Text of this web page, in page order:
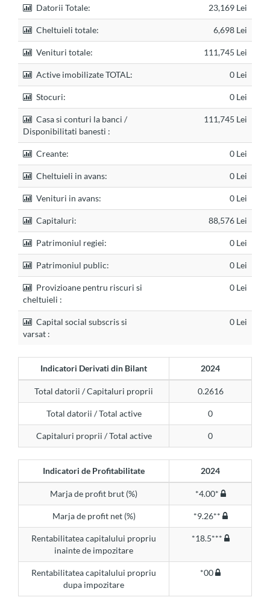
Datorii Totale: 23,169 Lei
Cheltuieli totale: 6,698 Lei
Venituri totale: 111,745 Lei
Active imobilizate TOTAL: 0 Lei
Stocuri: 0 Lei
Casa si conturi la banci /
Disponibilitati banesti :
111,745 Lei
Creante: 0 Lei
Cheltuieli in avans: 0 Lei
Venituri in avans: 0 Lei
Capitaluri: 88,576 Lei
Patrimoniul regiei: 0 Lei
Patrimoniul public: 0 Lei
Provizioane pentru riscuri si
cheltuieli :
0 Lei
Capital social subscris si
varsat :
0 Lei
Indicatori Derivati din Bilant 2024
Total datorii / Capitaluri proprii 0.2616
Total datorii / Total active 0
Capitaluri proprii / Total active 0
Indicatori de Profitabilitate 2024
Marja de profit brut (%) *4.00*
Marja de profit net (%) *9.26**
Rentabilitatea capitalului propriu
inainte de impozitare
*18.5***
Rentabilitatea capitalului propriu
dupa impozitare
*00